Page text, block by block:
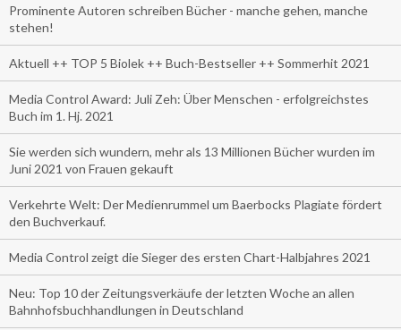
Prominente Autoren schreiben Bücher - manche gehen, manche
stehen!
Aktuell ++ TOP 5 Biolek ++ Buch-Bestseller ++ Sommerhit 2021
Media Control Award: Juli Zeh: Über Menschen - erfolgreichstes
Buch im 1. Hj. 2021
Sie werden sich wundern, mehr als 13 Millionen Bücher wurden im
Juni 2021 von Frauen gekauft
Verkehrte Welt: Der Medienrummel um Baerbocks Plagiate fördert
den Buchverkauf.
Media Control zeigt die Sieger des ersten Chart-Halbjahres 2021
Neu: Top 10 der Zeitungsverkäufe der letzten Woche an allen
Bahnhofsbuchhandlungen in Deutschland